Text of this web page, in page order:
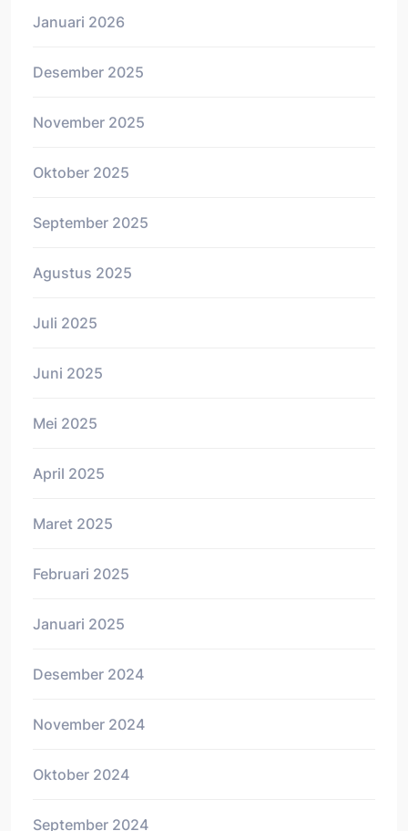
Januari 2026
Desember 2025
November 2025
Oktober 2025
September 2025
Agustus 2025
Juli 2025
Juni 2025
Mei 2025
April 2025
Maret 2025
Februari 2025
Januari 2025
Desember 2024
November 2024
Oktober 2024
September 2024